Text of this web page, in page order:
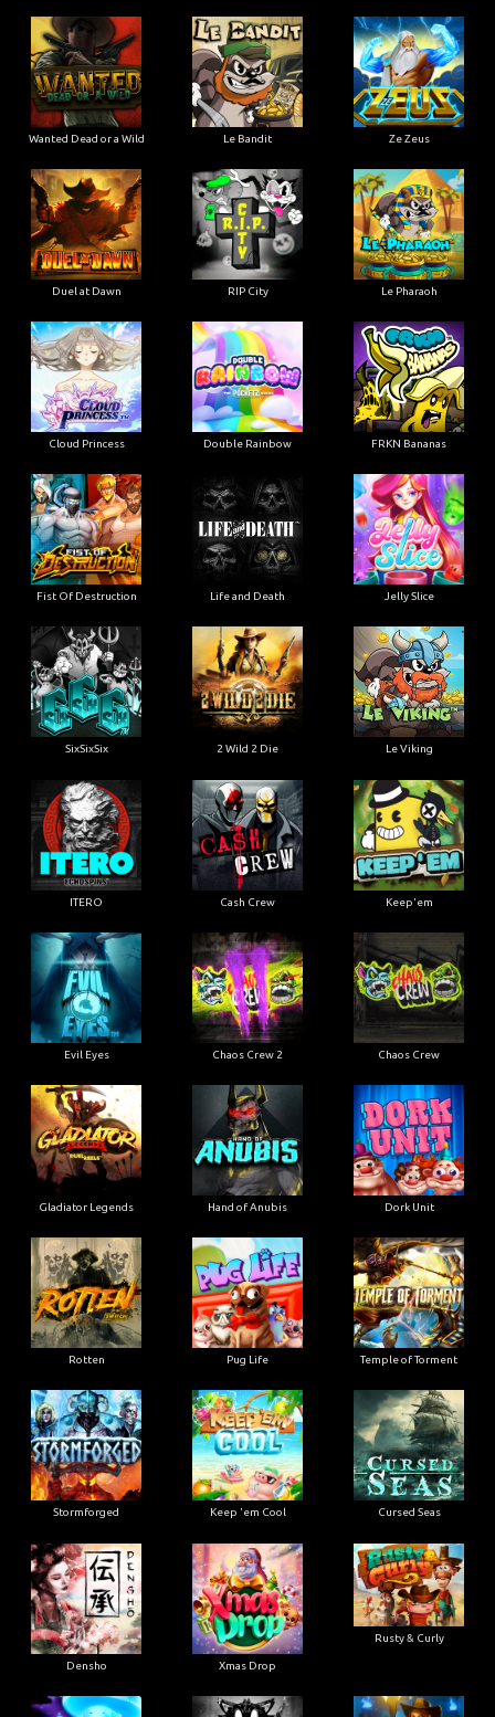
Wanted Dead or a Wild Le Bandit Ze Zeus
Duel at Dawn RIP City Le Pharaoh
Cloud Princess Double Rainbow FRKN Bananas
Fist Of Destruction Life and Death Jelly Slice
SixSixSix 2 Wild 2 Die Le Viking
ITERO Cash Crew Keep'em
Evil Eyes Chaos Crew 2 Chaos Crew
Gladiator Legends Hand of Anubis Dork Unit
Rotten Pug Life Temple of Torment
Stormforged Keep 'em Cool Cursed Seas
Densho Xmas Drop
Rusty & Curly